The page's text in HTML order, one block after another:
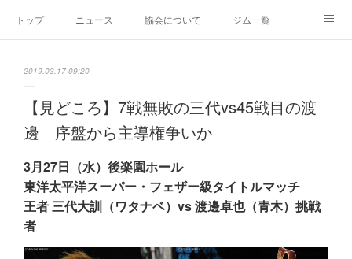
トップ ニュース 協会について ジム一覧
2019.03.17 09:20
【見どころ】7戦無敗の三代vs45戦目の渡
邊 序盤から主導権争いか
3月27日（水）後楽園ホール
東洋太平洋スーパー・フェザー級タイトルマッチ
王者 三代大訓（ワタナベ）vs 渡邊卓也（青木）挑戦
者